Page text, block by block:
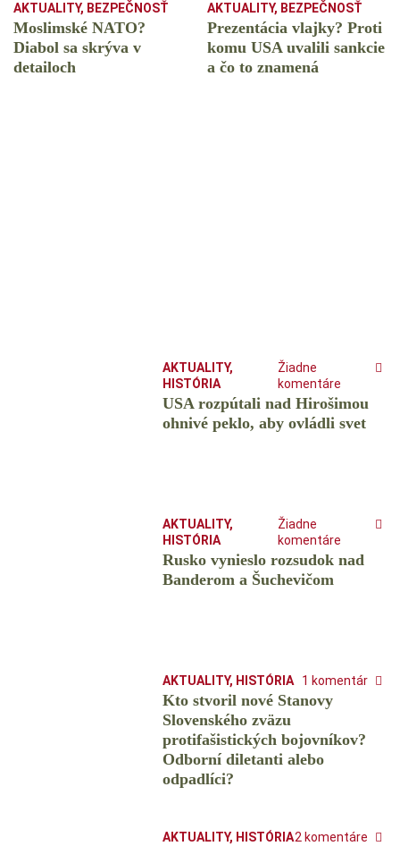
AKTUALITY, BEZPEČNOSŤ
Moslimské NATO?
Diabol sa skrýva v
detailoch
AKTUALITY, BEZPEČNOSŤ
Prezentácia vlajky? Proti
komu USA uvalili sankcie
a čo to znamená
AKTUALITY,
HISTÓRIA
Žiadne
komentáre
USA rozpútali nad Hirošimou
ohnivé peklo, aby ovládli svet
AKTUALITY,
HISTÓRIA
Žiadne
komentáre
Rusko vynieslo rozsudok nad
Banderom a Šuchevičom
AKTUALITY, HISTÓRIA 1 komentár
Kto stvoril nové Stanovy
Slovenského zväzu
protifašistických bojovníkov?
Odborní diletanti alebo
odpadlíci?
AKTUALITY, HISTÓRIA2 komentáre